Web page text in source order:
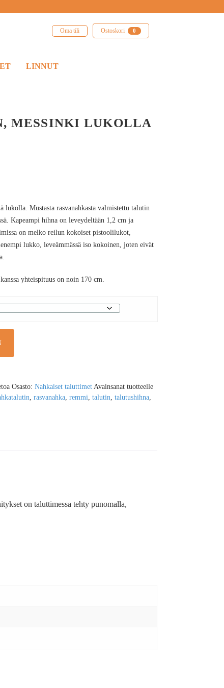
Oma tili Ostoskori 0
LINNUT
MESSINKI LUKOLLA
lukolla. Mustasta rasvanahkasta valmistettu talutin
Kapeampi hihna on leveydeltään 1,2 cm ja
on melko reilun kokoiset pistoolilukot,
lukko, leveämmässä iso kokoinen, joten eivät
yhteispituus on noin 170 cm.
Osasto: Nahkaiset taluttimet Avainsanat tuotteelle
, rasvanahka, remmi, talutin, talutushihna,
on taluttimessa tehty punomalla,